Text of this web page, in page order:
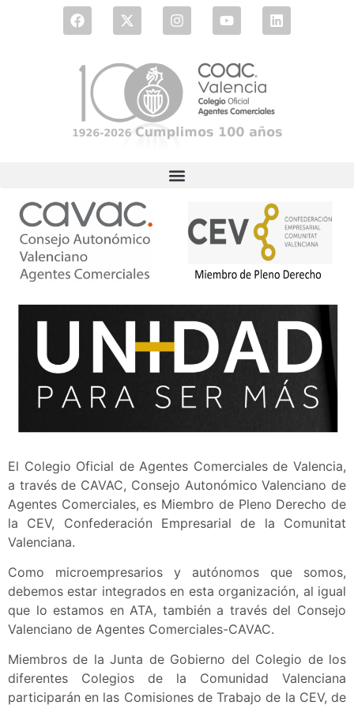
El Colegio Oficial de Agentes Comerciales de Valencia,
a través de CAVAC, Consejo Autonómico Valenciano de
Agentes Comerciales, es Miembro de Pleno Derecho de
la CEV, Confederación Empresarial de la Comunitat
Valenciana.
Como microempresarios y autónomos que somos,
debemos estar integrados en esta organización, al igual
que lo estamos en ATA, también a través del Consejo
Valenciano de Agentes Comerciales-CAVAC.
Miembros de la Junta de Gobierno del Colegio de los
diferentes Colegios de la Comunidad Valenciana
participarán en las Comisiones de Trabajo de la CEV, de